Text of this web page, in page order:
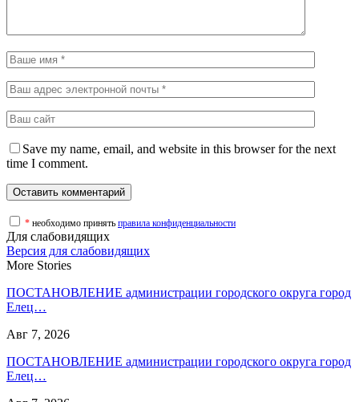
Save my name, email, and website in this browser for the next
time I comment.
* необходимо принять правила конфиденциальности
Для слабовидящих
Версия для слабовидящих
More Stories
ПОСТАНОВЛЕНИЕ администрации городского округа город
Елец…
Авг 7, 2026
ПОСТАНОВЛЕНИЕ администрации городского округа город
Елец…